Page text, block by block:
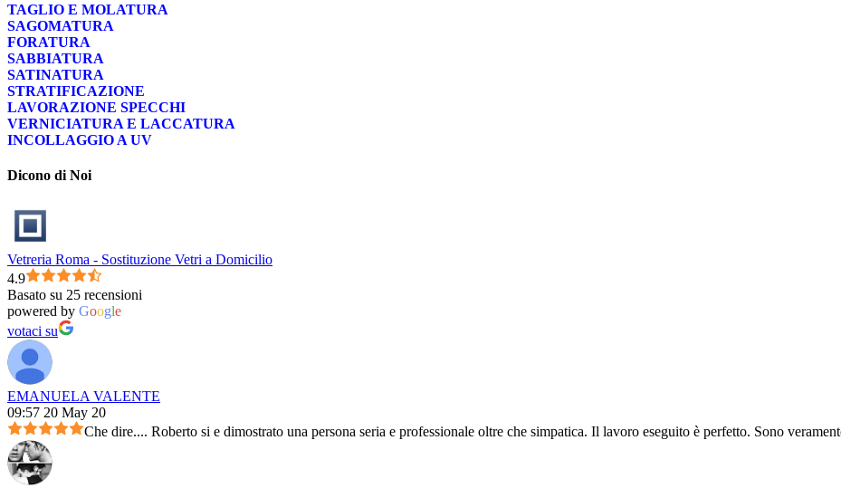
TAGLIO E MOLATURA
SAGOMATURA
FORATURA
SABBIATURA
SATINATURA
STRATIFICAZIONE
LAVORAZIONE SPECCHI
VERNICIATURA E LACCATURA
INCOLLAGGIO A UV
Dicono di Noi
Vetreria Roma - Sostituzione Vetri a Domicilio
4.9
Basato su 25 recensioni
powered by Google
votaci su
EMANUELA VALENTE
09:57 20 May 20
Che dire.... Roberto si e dimostrato una persona seria e professionale oltre che simpatica. Il lavoro eseguito è perfetto. Sono